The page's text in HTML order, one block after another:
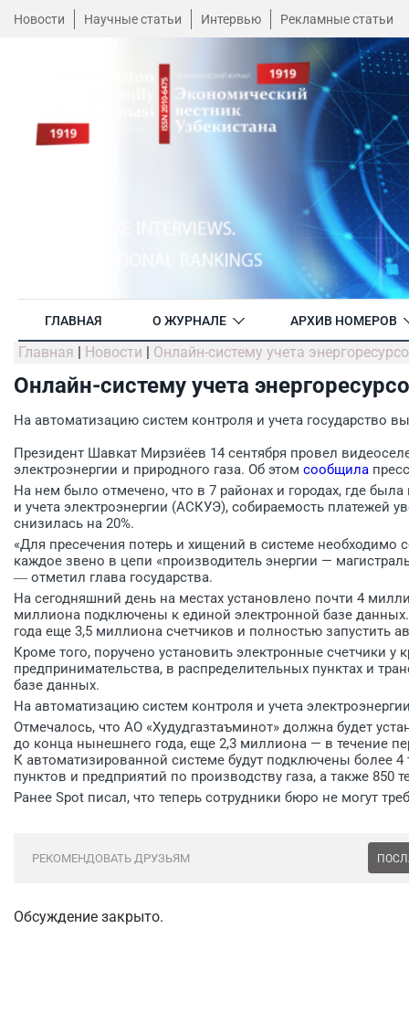
Новости Научные статьи Интервью Рекламные статьи
ГЛАВНАЯ О ЖУРНАЛЕ АРХИВ НОМЕРОВ
Главная | Новости | Онлайн-систему учета
Онлайн-систему учета
На автоматизацию систем контроля и учета государство
Президент Шавкат Мирзиёев 14 сентября провел
электроэнергии и природного газа. Об этом сообщила
На нем было отмечено, что в 7 районах и городах, где
и учета электроэнергии (АСКУЭ), собираемость платежей
снизилась на 20%.
«Для пресечения потерь и хищений в системе
каждое звено в цепи «производитель энергии —
― отметил глава государства.
На сегодняшний день на местах установлено почти 4
миллиона подключены к единой электронной базе
года еще 3,5 миллиона счетчиков и полностью запустить
Кроме того, поручено установить электронные счетчики у
предпринимательства, в распределительных пунктах и
базе данных.
На автоматизацию систем контроля и учета
Отмечалось, что АО «Худудгазтаъминот» должна будет
до конца нынешнего года, еще 2,3 миллиона — в течение
К автоматизированной системе будут подключены более
пунктов и предприятий по производству газа, а также 850
Ранее Spot писал, что теперь сотрудники бюро не могут
РЕКОМЕНДОВАТЬ ДРУЗЬЯМ
Обсуждение закрыто.